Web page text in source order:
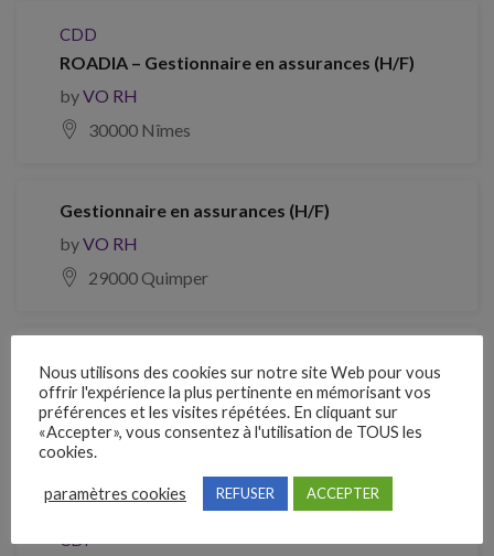
CDD
ROADIA – Gestionnaire en assurances (H/F)
byVO RH
30000 Nîmes
Gestionnaire en assurances (H/F)
byVO RH
29000 Quimper
Gestionnaire en assurances (H/F)
by VO RH
87000 Limoges
CDI
Nous utilisons des cookies sur notre site Web pour vous
offrir l'expérience la plus pertinente en mémorisant vos
préférences et les visites répétées. En cliquant sur
«Accepter», vous consentez à l'utilisation de TOUS les
cookies.
paramètres cookies REFUSER ACCEPTER